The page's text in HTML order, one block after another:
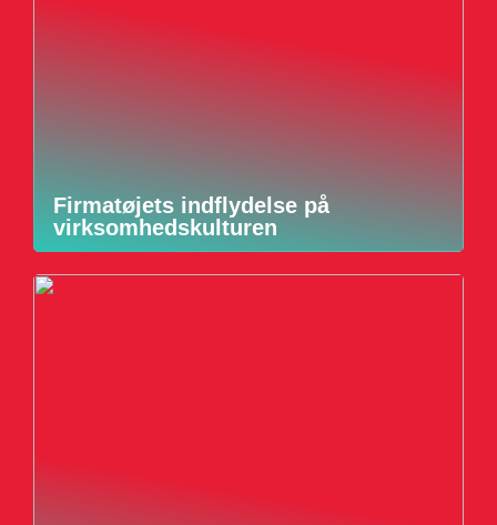
Firmatøjets indflydelse på
virksomhedskulturen